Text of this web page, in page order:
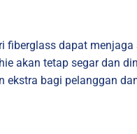
dapat
akan tetap segar dan
bagi pelanggan